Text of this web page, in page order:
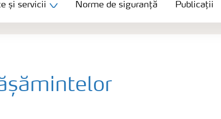
și servicii Norme de siguranță Publicații